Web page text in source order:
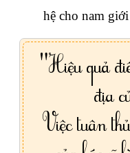
hệ cho nam
"Hiệu quả
địa
Việc tuân